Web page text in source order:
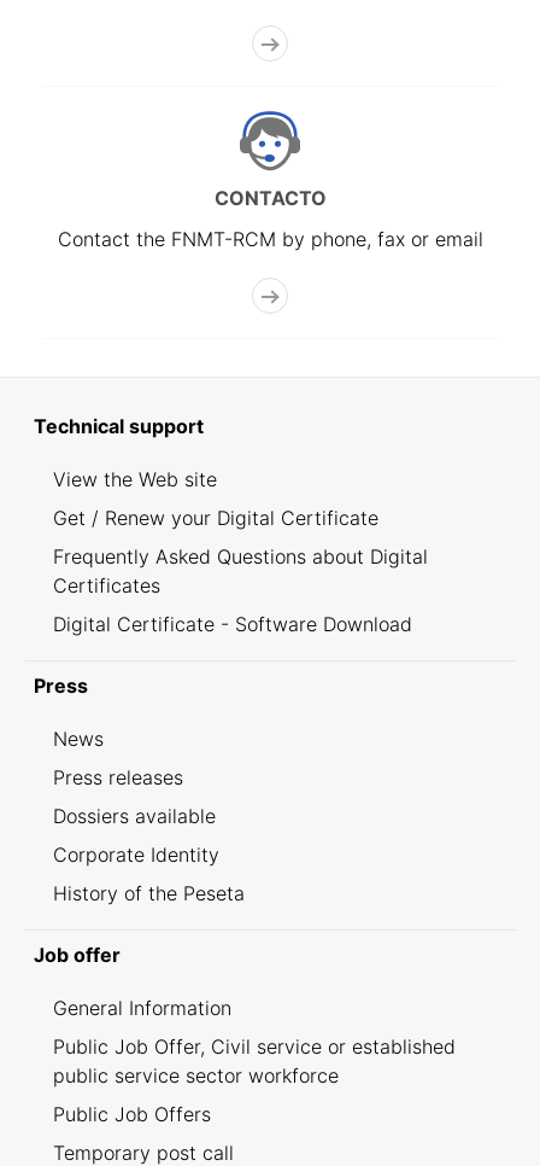
CONTACTO
Contact the FNMT-RCM by phone, fax or email
Technical support
View the Web site
Get / Renew your Digital Certificate
Frequently Asked Questions about Digital
Certificates
Digital Certificate - Software Download
Press
News
Press releases
Dossiers available
Corporate Identity
History of the Peseta
Job offer
General Information
Public Job Offer, Civil service or established
public service sector workforce
Public Job Offers
Temporary post call